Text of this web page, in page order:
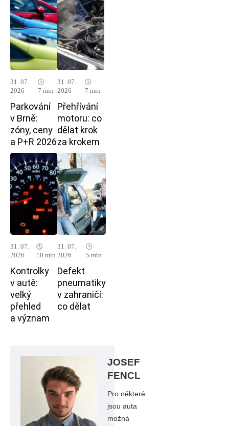
31. 07.
2026
🕓
7 min
Parkování
v Brně:
zóny, ceny
a P+R 2026
31. 07.
2026
🕓
7 min
Přehřívání
motoru: co
dělat krok
za krokem
31. 07.
2026
🕓
10 min
Kontrolky
v autě:
velký
přehled
a význam
31. 07.
2026
🕓
5 min
Defekt
pneumatiky
v zahraničí:
co dělat
JOSEF
FENCL
Pro některé
jsou auta
možná